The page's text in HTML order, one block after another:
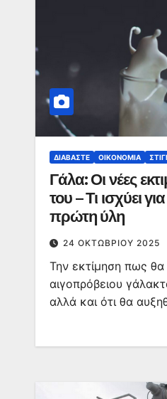
ΔΙΑΒΆΣΤΕ ΟΙΚΟΝΟΜΊΑ
Γάλα: Οι νέες
του – Τι ισχύει
πρώτη ύλη
24 ΟΚΤΩΒΡΊΟΥ 2025
Την εκτίμηση πως
αιγοπρόβειου
αλλά και ότι θα